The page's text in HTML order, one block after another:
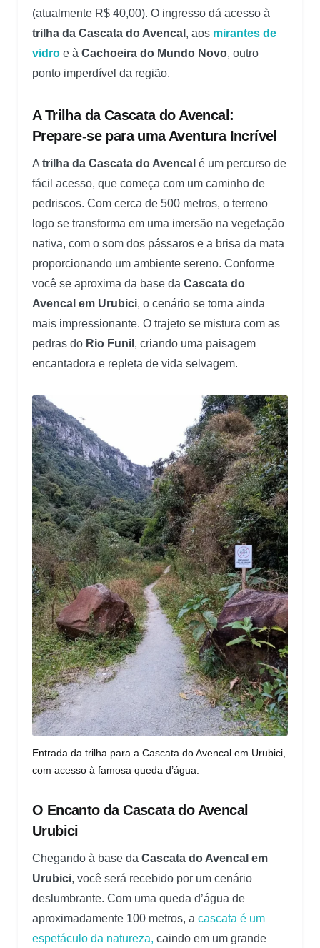
(atualmente R$ 40,00). O ingresso dá acesso à
trilha da Cascata do Avencal , aos mirantes de
vidro e à Cachoeira do Mundo Novo, outro
ponto imperdível da região.
A Trilha da Cascata do Avencal:
Prepare-se para uma Aventura Incrível
A trilha da Cascata do Avencal é um percurso de
fácil acesso, que começa com um caminho de
pedriscos. Com cerca de 500 metros, o terreno
logo se transforma em uma imersão na vegetação
nativa, com o som dos pássaros e a brisa da mata
proporcionando um ambiente sereno. Conforme
você se aproxima da base da Cascata do
Avencal em Urubici, o cenário se torna ainda
mais impressionante. O trajeto se mistura com as
pedras do Rio Funil , criando uma paisagem
encantadora e repleta de vida selvagem.
Entrada da trilha para a Cascata do Avencal em Urubici,
com acesso à famosa queda d’água.
O Encanto da Cascata do Avencal
Urubici
Chegando à base da Cascata do Avencal em
Urubici, você será recebido por um cenário
deslumbrante. Com uma queda d’água de
aproximadamente 100 metros, a cascata é um
espetáculo da natureza, caindo em um grande